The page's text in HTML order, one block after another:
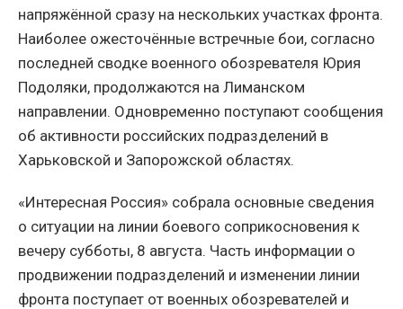
напряжённой сразу на нескольких участках фронта.
Наиболее ожесточённые встречные бои, согласно
последней сводке военного обозревателя Юрия
Подоляки, продолжаются на Лиманском
направлении. Одновременно поступают сообщения
об активности российских подразделений в
Харьковской и Запорожской областях.
«Интересная Россия» собрала основные сведения
о ситуации на линии боевого соприкосновения к
вечеру субботы, 8 августа. Часть информации о
продвижении подразделений и изменении линии
фронта поступает от военных обозревателей и